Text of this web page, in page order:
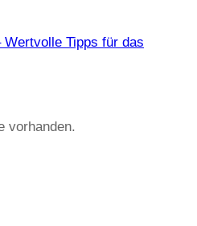
Tipps für das
vorhanden.